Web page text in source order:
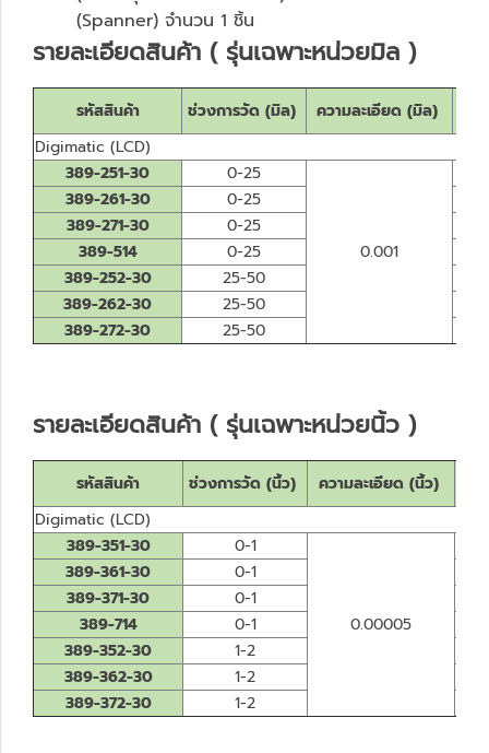
(Spanner) จำนวน 1 ชิ้น
รายละเอียดสินค้า ( รุ่นเฉพาะหน่วยมิล )
รหัสสินค้า ช่วงการวัด (มิล) ความละเอียด (มิล)
Digimatic (LCD)
389-251-30
0-25
0.001
389-261-30
0-25
389-271-30
0-25
389-514
0-25
389-252-30
25-50
389-262-30
25-50
389-272-30
25-50
รายละเอียดสินค้า ( รุ่นเฉพาะหน่วยนิ้ว )
รหัสสินค้า ช่วงการวัด (นิ้ว) ความละเอียด (นิ้ว)
Digimatic (LCD)
389-351-30
0-1
0.00005
389-361-30
0-1
389-371-30
0-1
389-714
0-1
389-352-30
1-2
389-362-30
1-2
389-372-30
1-2